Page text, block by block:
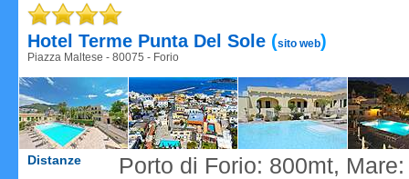
Hotel Terme Punta Del Sole (sito web)
Piazza Maltese - 80075 - Forio
Distanze Porto di Forio: 800mt,